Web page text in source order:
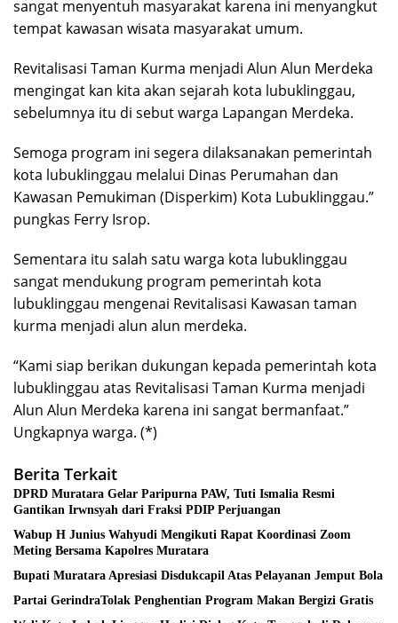
sangat menyentuh masyarakat karena ini menyangkut
tempat kawasan wisata masyarakat umum.
Revitalisasi Taman Kurma menjadi Alun Alun Merdeka
mengingat kan kita akan sejarah kota lubuklinggau,
sebelumnya itu di sebut warga Lapangan Merdeka.
Semoga program ini segera dilaksanakan pemerintah
kota lubuklinggau melalui Dinas Perumahan dan
Kawasan Pemukiman (Disperkim) Kota Lubuklinggau.”
pungkas Ferry Isrop.
Sementara itu salah satu warga kota lubuklinggau
sangat mendukung program pemerintah kota
lubuklinggau mengenai Revitalisasi Kawasan taman
kurma menjadi alun alun merdeka.
“Kami siap berikan dukungan kepada pemerintah kota
lubuklinggau atas Revitalisasi Taman Kurma menjadi
Alun Alun Merdeka karena ini sangat bermanfaat.”
Ungkapnya warga. (*)
Berita Terkait
DPRD Muratara Gelar Paripurna PAW, Tuti Ismalia Resmi
Gantikan Irwnsyah dari Fraksi PDIP Perjuangan
Wabup H Junius Wahyudi Mengikuti Rapat Koordinasi Zoom
Meting Bersama Kapolres Muratara
Bupati Muratara Apresiasi Disdukcapil Atas Pelayanan Jemput Bola
Partai GerindraTolak Penghentian Program Makan Bergizi Gratis